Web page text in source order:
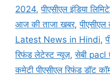
2024,पीएसीएल इंडिया
आज की ताजा खबर,
Latest News in Hindi,
रिफंड लेटेस्ट न्यूज़,सेबी pacl
कमेटी पीएसीएल रिफंड डॉट